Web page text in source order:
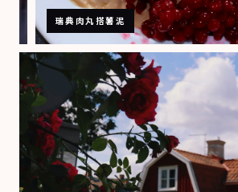
建
瑞典肉丸搭薯泥